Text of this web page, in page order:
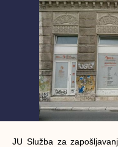
JU Služba za